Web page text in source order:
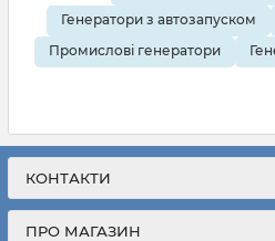
Генератори з автозапуском
Промислові генератори
КОНТАКТИ
ПРО МАГАЗИН